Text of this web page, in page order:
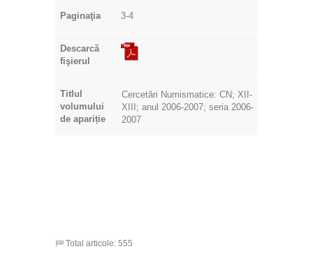
Paginaţia 3-4
Descarcă
fişierul
Titlul
volumului
de apariție
Cercetări Numismatice: CN; XII-
XIII; anul 2006-2007; seria 2006-
2007
Total articole: 555